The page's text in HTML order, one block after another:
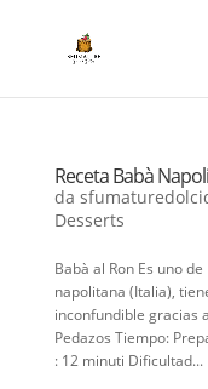
Receta Babà
da
Desserts
Babà al Ron Es uno
napolitana (Italia),
inconfundible gracias
Pedazos Tiempo:
: 12 minuti Dificultad...